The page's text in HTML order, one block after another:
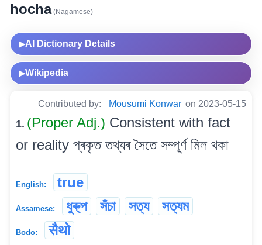
hocha(Nagamese)
▶AI Dictionary Details
▶Wikipedia
Contributed by: Mousumi Konwar on 2023-05-15
1. (Proper Adj.) Consistent with fact
or reality প্ৰকৃত তথ্যৰ সৈতে সম্পূৰ্ণ মিল থকা
English: true
Assamese: ধুৰু্প সঁচা সত্য সত্যম
Bodo: सैथो